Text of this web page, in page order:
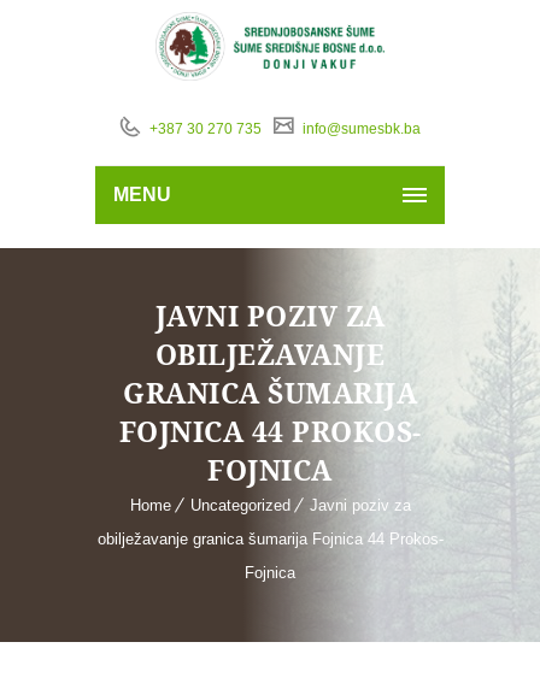
+387 30 270 735 info@sumesbk.ba
MENU
JAVNI POZIV ZA
OBILJEŽAVANJE
GRANICA ŠUMARIJA
FOJNICA 44 PROKOS-
FOJNICA
Home Uncategorized
Javni poziv za
obilježavanje granica šumarija Fojnica 44 Prokos-
Fojnica